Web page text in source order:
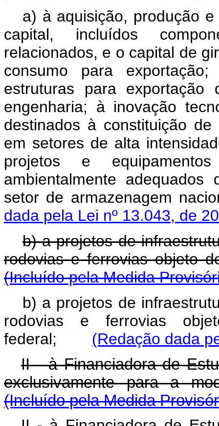
a) à aquisição, produção
capital, incluídos
relacionados, e o capital de
consumo para
estruturas para
engenharia; à inovação
destinados à constituição
em setores de alta
projetos e
ambientalmente
setor de armazenagem
dada pela Lei nº 13.043, de
b) a projetos de
rodovias e ferrovias objeto
(Incluído pela Medida
b) a projetos de
rodovias e ferrovias
federal; (Redação dada
II - à Financiadora de
exclusivamente para a
(Incluído pela Medida